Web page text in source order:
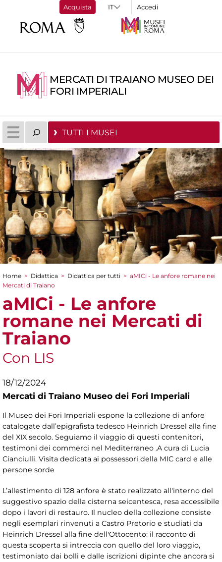
Acquista Accedi
MERCATI DI TRAIANO MUSEO DEI
FORI IMPERIALI
TUTTI I MUSEI
Tu sei qui
Home > Didattica > Didattica per tutti > aMICi - Le anfore romane nei
Mercati di Traiano
aMICi - Le anfore
romane nei Mercati di
Traiano
Con LIS
18/12/2024
Mercati di Traiano Museo dei Fori Imperiali
Il Museo dei Fori Imperiali espone la collezione di anfore
catalogate dall’epigrafista tedesco Heinrich Dressel alla fine
del XIX secolo. Seguiamo il viaggio di questi contenitori,
testimoni dei commerci nel Mediterraneo .A cura di Lucia
Cianciulli. Visita dedicata ai possessori della MIC card e alle
persone sorde
L’allestimento di 128 anfore è stato realizzato all'interno del
suggestivo spazio della cisterna seicentesca, resa accessibile
dopo i lavori di restauro. Il nucleo della collezione consiste
negli esemplari rinvenuti a Castro Pretorio e studiati da
Heinrich Dressel alla fine dell'Ottocento: il racconto di
questa scoperta si intreccia con quello del loro viaggio,
testimoniato dai bolli e dalle iscrizioni dipinte che ancora si